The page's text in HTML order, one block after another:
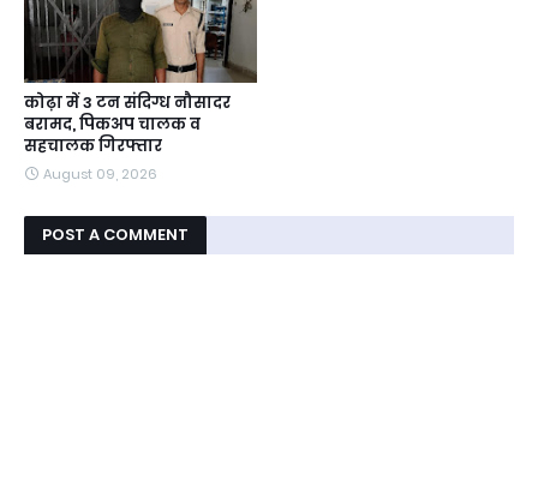
कोढ़ा में 3 टन संदिग्ध नौसादर
बरामद, पिकअप चालक व
सहचालक गिरफ्तार
August 09, 2026
POST A COMMENT